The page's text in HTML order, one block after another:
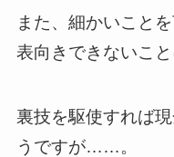
また、細かいこと
表向きできないこと
裏技を駆使すれば
うですが……。